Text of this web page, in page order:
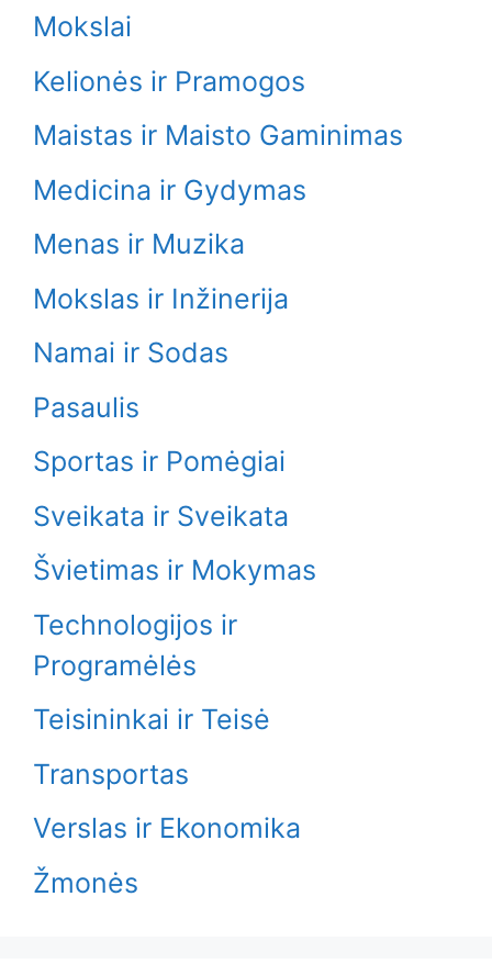
Mokslai
Kelionės ir Pramogos
Maistas ir Maisto Gaminimas
Medicina ir Gydymas
Menas ir Muzika
Mokslas ir Inžinerija
Namai ir Sodas
Pasaulis
Sportas ir Pomėgiai
Sveikata ir Sveikata
Švietimas ir Mokymas
Technologijos ir
Programėlės
Teisininkai ir Teisė
Transportas
Verslas ir Ekonomika
Žmonės